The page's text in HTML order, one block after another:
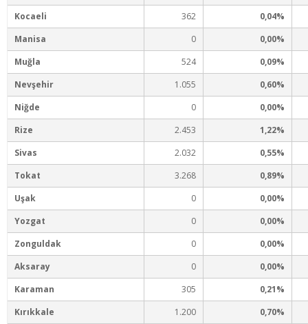
Kocaeli
362
0,04%
Manisa
0
0,00%
Muğla
524
0,09%
Nevşehir
1.055
0,60%
Niğde
0
0,00%
Rize
2.453
1,22%
Sivas
2.032
0,55%
Tokat
3.268
0,89%
Uşak
0
0,00%
Yozgat
0
0,00%
Zonguldak
0
0,00%
Aksaray
0
0,00%
Karaman
305
0,21%
Kırıkkale
1.200
0,70%